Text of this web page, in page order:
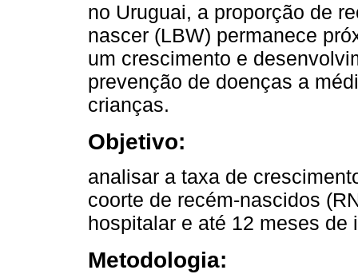
no Uruguai, a proporção de
nascer (LBW) permanece
um crescimento e
prevenção de doenças a
crianças.
Objetivo:
analisar a taxa de
coorte de recém-nascidos
hospitalar e até 12 meses de
Metodologia: